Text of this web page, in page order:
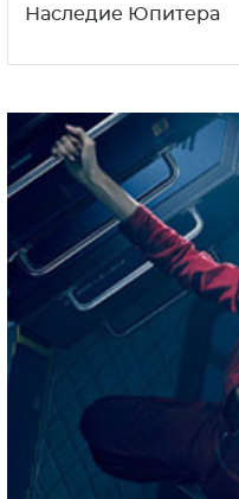
Наследие Юпитера